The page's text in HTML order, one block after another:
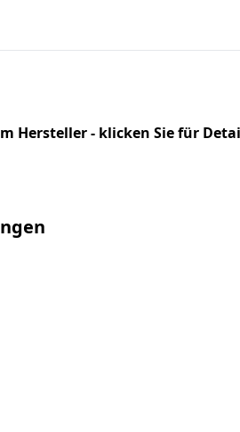
Hersteller - klicken Sie für